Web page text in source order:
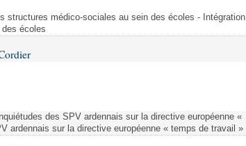
structures médico-sociales au sein des écoles - Intégration
écoles
des SPV ardennais sur la directive européenne «
ardennais sur la directive européenne « temps de travail »